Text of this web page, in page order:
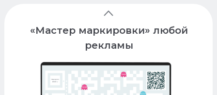
«Мастер маркировки» любой
рекламы
Используйте
популярные сервисы
бесплатно